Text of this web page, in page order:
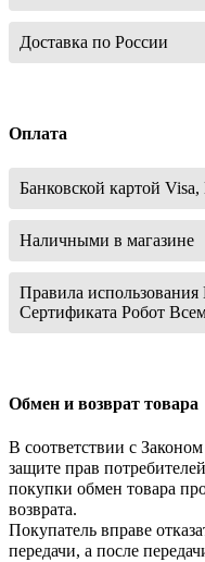
Доставка по России
Оплата
Банковской картой
Наличными в магазине
Правила
Сертификата Робот
Обмен и возврат товара
В соответствии с
защите прав
покупки обмен товара
возврата.
Покупатель вправе
передачи, а после